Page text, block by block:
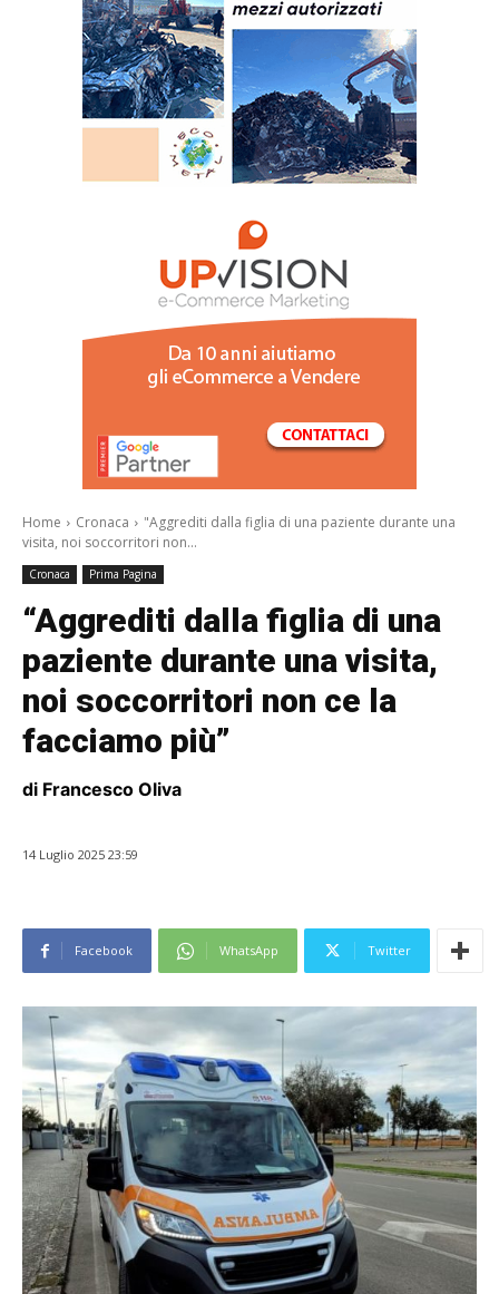
Home
Cronaca
"Aggrediti dalla figlia di una paziente durante una
visita, noi soccorritori non...
Cronaca Prima Pagina
“Aggrediti dalla figlia di una
paziente durante una visita,
noi soccorritori non ce la
facciamo più”
di Francesco Oliva
14 Luglio 2025 23:59
Facebook WhatsApp Twitter